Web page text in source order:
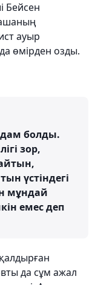
Бейсен
ауыр
өмірден озды.
болды.
зор,
үстіндегі
мұндай
емес деп
да сұм ажал